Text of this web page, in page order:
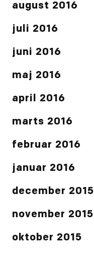
august 2016
juli 2016
juni 2016
maj 2016
april 2016
marts 2016
februar 2016
januar 2016
december 2015
november 2015
oktober 2015